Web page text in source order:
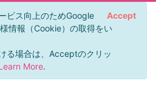
ビス向上のためGoogle
情報（Cookie）の取得をい
る場合は、Acceptのクリッ
More.
Accept